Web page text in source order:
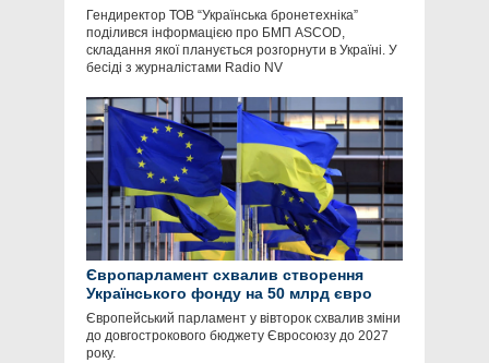
Гендиректор ТОВ “Українська бронетехніка”
поділився інформацією про БМП ASCOD,
складання якої планується розгорнути в Україні. У
бесіді з журналістами Radio NV
Європарламент схвалив створення
Українського фонду на 50 млрд євро
Європейський парламент у вівторок схвалив зміни
до довгострокового бюджету Євросоюзу до 2027
року.